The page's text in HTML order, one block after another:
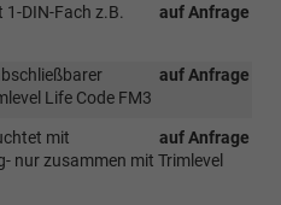
auf Anfrage
DIN-Fach z.B.
auf Anfrage
Life Code FM3
auf Anfrage
mit
nur zusammen mit Trimlevel